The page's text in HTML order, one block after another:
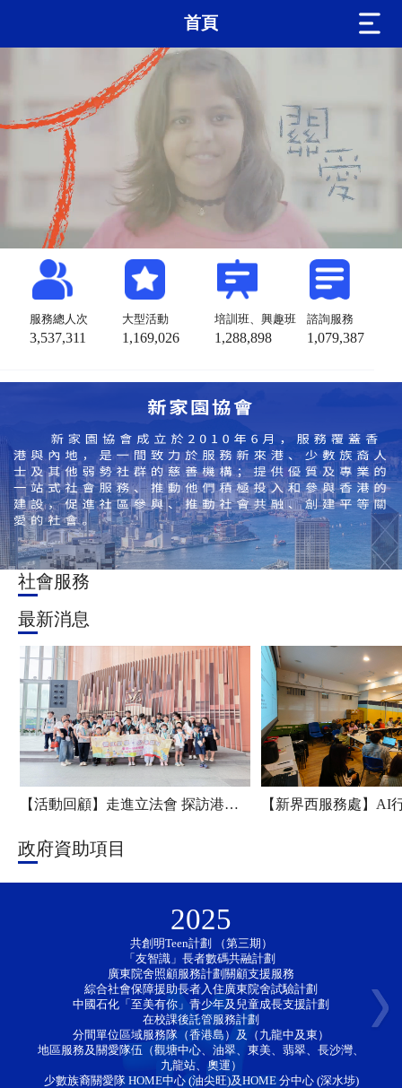
首頁
服務總人次
3,537,311
大型活動
1,169,026
培訓班、興趣班
1,288,898
諮詢服務
1,079,387
社會服務
最新消息
【活動回顧】走進立法會 探訪港科大——新家園協會「香江研學・少年探知」香港一日團圓滿舉行
政府資助項目
2025
共創明Teen計劃 （第三期）
「友智識」長者數碼共融計劃
廣東院舍照顧服務計劃關顧支援服務
綜合社會保障援助長者入住廣東院舍試驗計劃
中國石化「至美有你」青少年及兒童成長支援計劃
在校課後託管服務計劃
分間單位區域服務隊（香港島）及（九龍中及東）
地區服務及關愛隊伍（觀塘中心、油翠、東美、翡翠、長沙灣、
九龍站、奧運）
少數族裔關愛隊 HOME中心 (油尖旺)及HOME 分中心 (深水埗)